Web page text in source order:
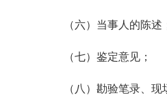
（六）当事人的陈述
（七）鉴定意见；
（八）勘验笔录、现